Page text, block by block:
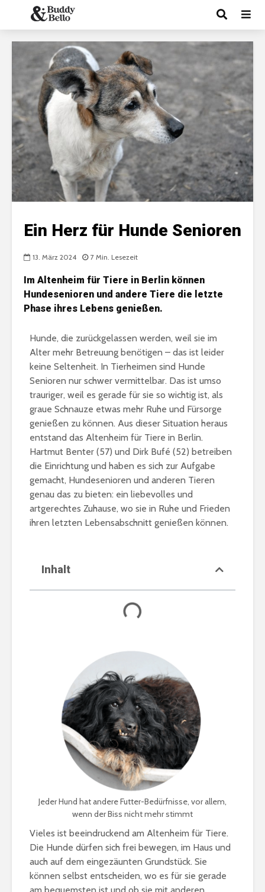
Ein Herz für Hunde Senioren
13. März 2024 7 Min. Lesezeit
Im Altenheim für Tiere in Berlin können
Hundesenioren und andere Tiere die letzte
Phase ihres Lebens genießen.
Hunde, die zurückgelassen werden, weil sie im
Alter mehr Betreuung benötigen – das ist leider
keine Seltenheit. In Tierheimen sind Hunde
Senioren nur schwer vermittelbar. Das ist umso
trauriger, weil es gerade für sie so wichtig ist, als
graue Schnauze etwas mehr Ruhe und Fürsorge
genießen zu können. Aus dieser Situation heraus
entstand das Altenheim für Tiere in Berlin.
Hartmut Benter (57) und Dirk Bufé (52) betreiben
die Einrichtung und haben es sich zur Aufgabe
gemacht, Hundesenioren und anderen Tieren
genau das zu bieten: ein liebevolles und
artgerechtes Zuhause, wo sie in Ruhe und Frieden
ihren letzten Lebensabschnitt genießen können.
Inhalt
Jeder Hund hat andere Futter-Bedürfnisse, vor allem,
wenn der Biss nicht mehr stimmt
Vieles ist beeindruckend am Altenheim für Tiere.
Die Hunde dürfen sich frei bewegen, im Haus und
auch auf dem eingezäunten Grundstück. Sie
können selbst entscheiden, wo es für sie gerade
am bequemsten ist und ob sie mit anderen